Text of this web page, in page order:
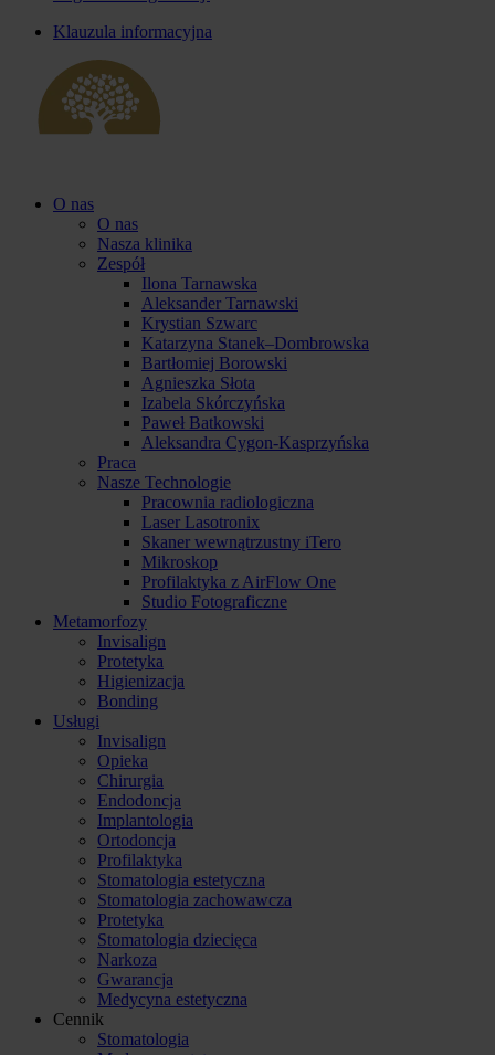
Klauzula informacyjna
O nas
O nas
Nasza klinika
Zespół
Ilona Tarnawska
Aleksander Tarnawski
Krystian Szwarc
Katarzyna Stanek–Dombrowska
Bartłomiej Borowski
Agnieszka Słota
Izabela Skórczyńska
Paweł Batkowski
Aleksandra Cygon-Kasprzyńska
Praca
Nasze Technologie
Pracownia radiologiczna
Laser Lasotronix
Skaner wewnątrzustny iTero
Mikroskop
Profilaktyka z AirFlow One
Studio Fotograficzne
Metamorfozy
Invisalign
Protetyka
Higienizacja
Bonding
Usługi
Invisalign
Opieka
Chirurgia
Endodoncja
Implantologia
Ortodoncja
Profilaktyka
Stomatologia estetyczna
Stomatologia zachowawcza
Protetyka
Stomatologia dziecięca
Narkoza
Gwarancja
Medycyna estetyczna
Cennik
Stomatologia